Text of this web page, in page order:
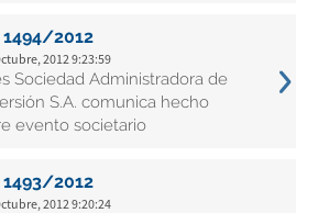
2012
2012 9:23:59
Sociedad Administradora de
S.A. comunica hecho
evento societario
2012
2012 9:20:24